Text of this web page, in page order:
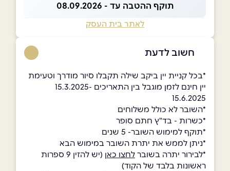
תוקף ההטבה עד - 08.09.2026
לאתר בית העסק
חשוב לדעת
*בכל קניית יין ביקב שילה תקבלו סיור מודרך וטעימת
יין חינם לזמן מוגבל בין התאריכים 15.3.2025-
15.6.2025
*השובר לא כולל משלוחים
*כשרות - בד"ץ חתם סופר
*תוקף למימוש השובר- 5 שנים
*ניתן לממש את יתרת השובר במימוש הבא
*לבירור יתרה בשובר לחצו כאן
(יש להזין 9 ספרות
ראשונות בלבד של הקוד)